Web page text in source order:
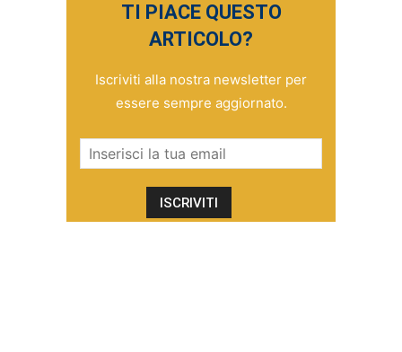
TI PIACE QUESTO
ARTICOLO?
Iscriviti alla nostra newsletter per
essere sempre aggiornato.